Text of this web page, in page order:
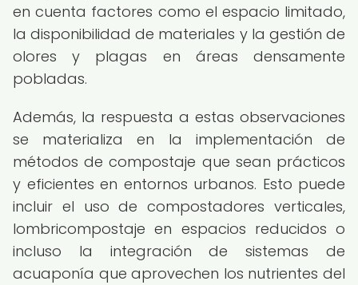
en cuenta factores como el espacio limitado,
la disponibilidad de materiales y la gestión de
olores y plagas en áreas densamente
pobladas.
Además, la respuesta a estas observaciones
se materializa en la implementación de
métodos de compostaje que sean prácticos
y eficientes en entornos urbanos. Esto puede
incluir el uso de compostadores verticales,
lombricompostaje en espacios reducidos o
incluso la integración de sistemas de
acuaponía que aprovechen los nutrientes del